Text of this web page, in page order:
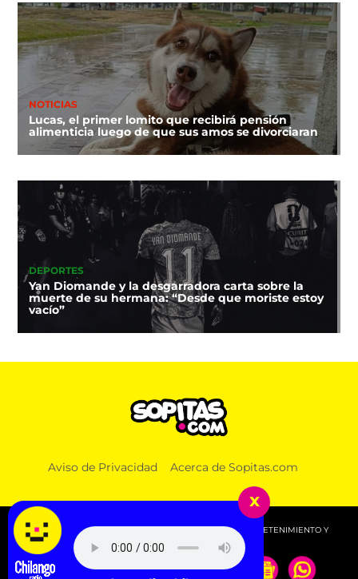
NOTICIAS
Lucas, el primer lomito que recibirá pensión
alimenticia luego de que sus amos se divorciaran
DEPORTES
Yan Diomande y la desgarradora carta sobre la
muerte de su hermana: “Desde que moriste estoy
vacío”
Aviso de Privacidad Acerca de Sopitas.com
© 2026 SOPITAS.COM - MÚSICA, NOTICIAS, DEPORTES, ENTRETENIMIENTO Y
MÁS!.
x